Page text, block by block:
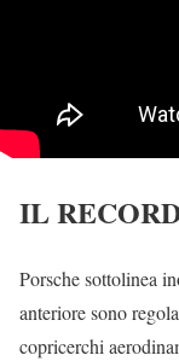
IL
Porsche sottolinea
anteriore sono
copricerchi